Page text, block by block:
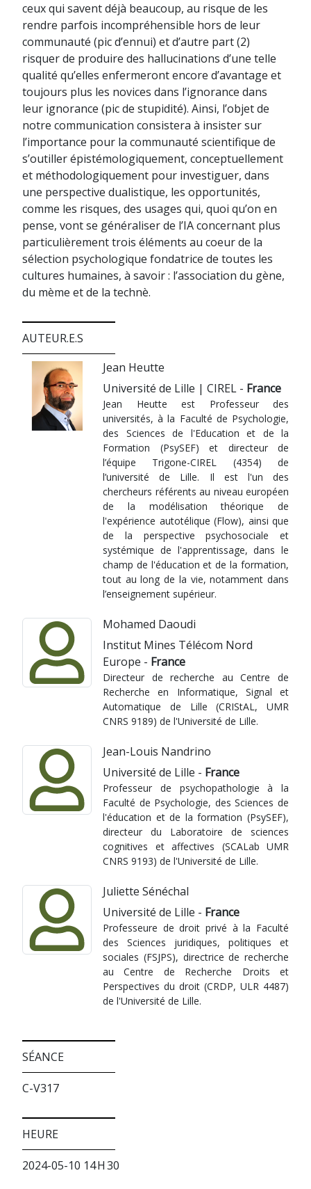
ceux qui savent déjà beaucoup, au risque de les
rendre parfois incompréhensible hors de leur
communauté (pic d’ennui) et d’autre part (2)
risquer de produire des hallucinations d’une telle
qualité qu’elles enfermeront encore d’avantage et
toujours plus les novices dans l’ignorance dans
leur ignorance (pic de stupidité). Ainsi, l’objet de
notre communication consistera à insister sur
l’importance pour la communauté scientifique de
s’outiller épistémologiquement, conceptuellement
et méthodologiquement pour investiguer, dans
une perspective dualistique, les opportunités,
comme les risques, des usages qui, quoi qu’on en
pense, vont se généraliser de l’IA concernant plus
particulièrement trois éléments au coeur de la
sélection psychologique fondatrice de toutes les
cultures humaines, à savoir : l’association du gène,
du mème et de la technè.
AUTEUR.E.S
Jean Heutte
Université de Lille | CIREL - France
Jean Heutte est Professeur des
universités, à la Faculté de Psychologie,
des Sciences de l'Education et de la
Formation (PsySEF) et directeur de
l’équipe Trigone-CIREL (4354) de
l’université de Lille. Il est l'un des
chercheurs référents au niveau européen
de la modélisation théorique de
l'expérience autotélique (Flow), ainsi que
de la perspective psychosociale et
systémique de l'apprentissage, dans le
champ de l'éducation et de la formation,
tout au long de la vie, notamment dans
l’enseignement supérieur.
Mohamed Daoudi
Institut Mines Télécom Nord
Europe - France
Directeur de recherche au Centre de
Recherche en Informatique, Signal et
Automatique de Lille (CRIStAL, UMR
CNRS 9189) de l'Université de Lille.
Jean-Louis Nandrino
Université de Lille - France
Professeur de psychopathologie à la
Faculté de Psychologie, des Sciences de
l'éducation et de la formation (PsySEF),
directeur du Laboratoire de sciences
cognitives et affectives (SCALab UMR
CNRS 9193) de l'Université de Lille.
Juliette Sénéchal
Université de Lille - France
Professeure de droit privé à la Faculté
des Sciences juridiques, politiques et
sociales (FSJPS), directrice de recherche
au Centre de Recherche Droits et
Perspectives du droit (CRDP, ULR 4487)
de l'Université de Lille.
SÉANCE
C-V317
HEURE
2024-05-10 14 H 30